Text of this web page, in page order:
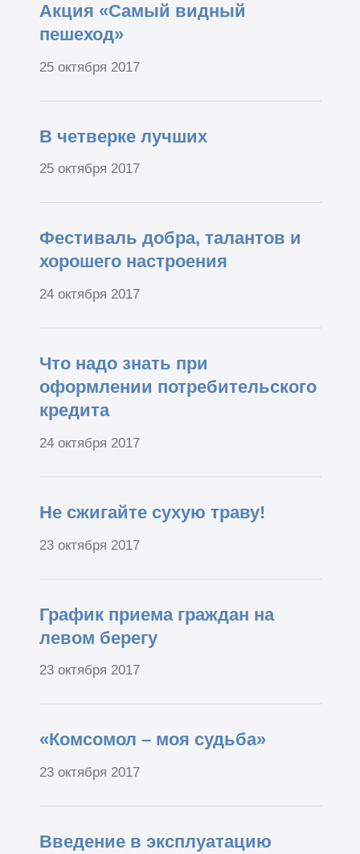
Акция «Самый видный
пешеход»
25 октября 2017
В четверке лучших
25 октября 2017
Фестиваль добра, талантов и
хорошего настроения
24 октября 2017
Что надо знать при
оформлении потребительского
кредита
24 октября 2017
Не сжигайте сухую траву!
23 октября 2017
График приема граждан на
левом берегу
23 октября 2017
«Комсомол – моя судьба»
23 октября 2017
Введение в эксплуатацию